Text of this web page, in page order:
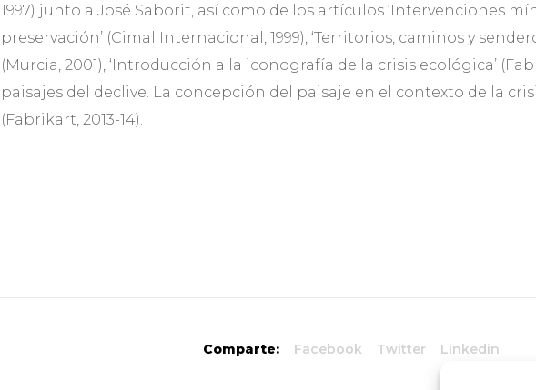
1997) junto a José Saborit, así como de los artículos ‘Intervenciones
preservación’ (Cimal Internacional, 1999), ‘Territorios, caminos y
(Murcia, 2001), ‘Introducción a la iconografía de la crisis ecológica’
paisajes del declive. La concepción del paisaje en el contexto de la
(Fabrikart, 2013-14).
Comparte: Facebook Twitter Linkedin